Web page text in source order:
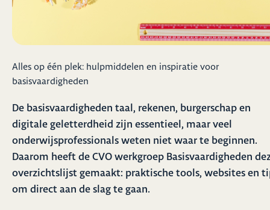
Alles op één plek: hulpmiddelen en inspiratie voor
basisvaardigheden
De basisvaardigheden taal, rekenen, burgerschap en
digitale geletterdheid zijn essentieel, maar veel
onderwijsprofessionals weten niet waar te beginnen.
Daarom heeft de CVO werkgroep Basisvaardigheden
overzichtslijst gemaakt: praktische tools, websites en
om direct aan de slag te gaan.